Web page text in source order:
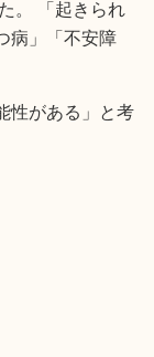
。 「起きられ
病」「不安障
性がある」と考